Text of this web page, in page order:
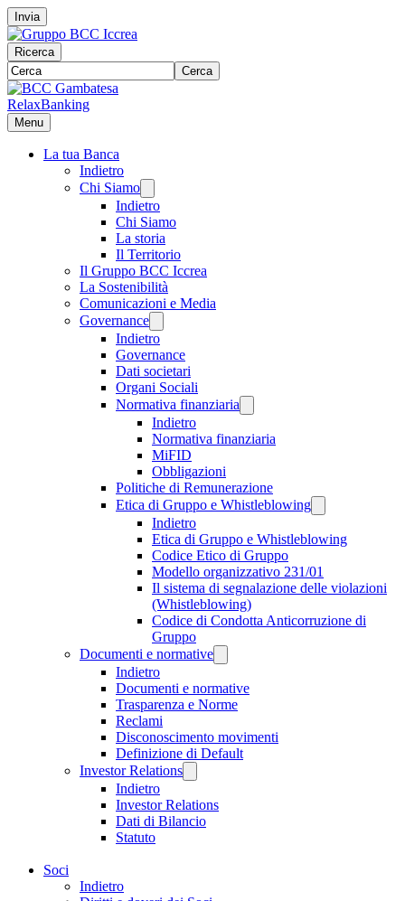
Invia
Ricerca
Cerca
RelaxBanking
Menu
La tua Banca
Indietro
Chi Siamo
Indietro
Chi Siamo
La storia
Il Territorio
Il Gruppo BCC Iccrea
La Sostenibilità
Comunicazioni e Media
Governance
Indietro
Governance
Dati societari
Organi Sociali
Normativa finanziaria
Indietro
Normativa finanziaria
MiFID
Obbligazioni
Politiche di Remunerazione
Etica di Gruppo e Whistleblowing
Indietro
Etica di Gruppo e Whistleblowing
Codice Etico di Gruppo
Modello organizzativo 231/01
Il sistema di segnalazione delle violazioni
(Whistleblowing)
Codice di Condotta Anticorruzione di
Gruppo
Documenti e normative
Indietro
Documenti e normative
Trasparenza e Norme
Reclami
Disconoscimento movimenti
Definizione di Default
Investor Relations
Indietro
Investor Relations
Dati di Bilancio
Statuto
Soci
Indietro